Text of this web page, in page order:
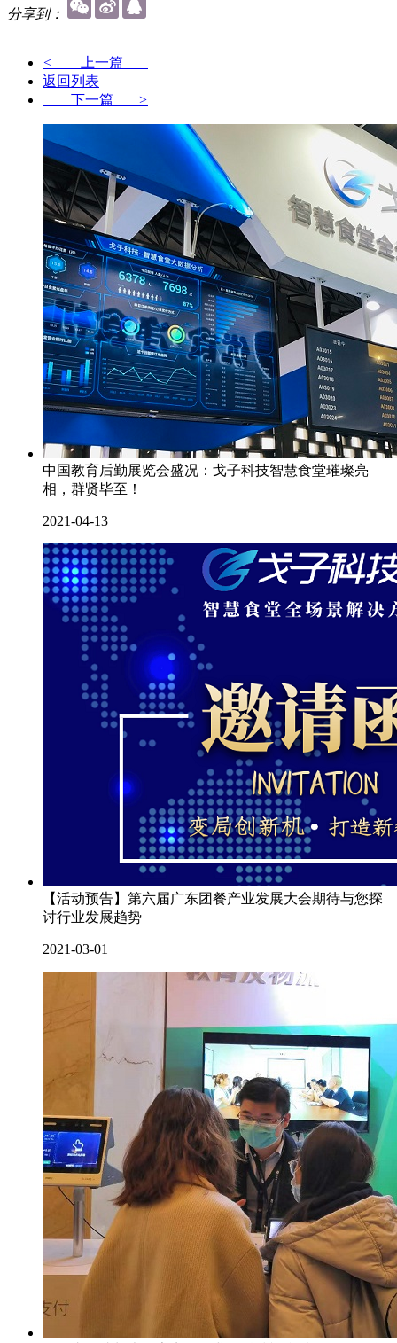
分享到：
< 上一篇
返回列表
下一篇 >
中国教育后勤展览会盛况：戈子科技智慧食堂璀璨亮
相，群贤毕至！
2021-04-13
【活动预告】第六届广东团餐产业发展大会期待与您探
讨行业发展趋势
2021-03-01